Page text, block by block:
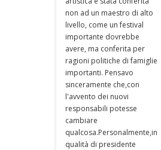
non ad un maestro di alto
livello, come un festival
importante dovrebbe
avere, ma conferita per
ragioni politiche di famiglie
importanti. Pensavo
sinceramente che,con
l'avvento dei nuovi
responsabili potesse
cambiare
qualcosa.Personalmente,in
qualità di presidente